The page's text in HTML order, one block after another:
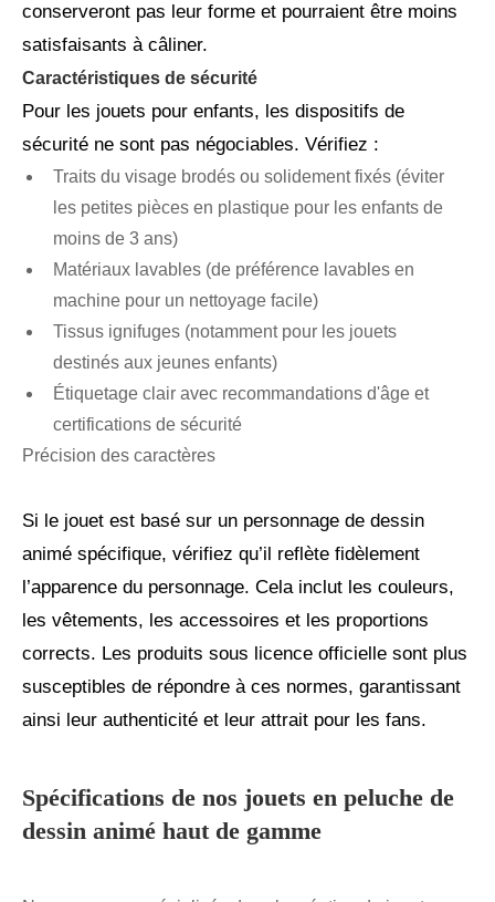
conserveront pas leur forme et pourraient être moins
satisfaisants à câliner.
Caractéristiques de sécurité
Pour les jouets pour enfants, les dispositifs de
sécurité ne sont pas négociables. Vérifiez :
Traits du visage brodés ou solidement fixés (éviter
les petites pièces en plastique pour les enfants de
moins de 3 ans)
Matériaux lavables (de préférence lavables en
machine pour un nettoyage facile)
Tissus ignifuges (notamment pour les jouets
destinés aux jeunes enfants)
Étiquetage clair avec recommandations d'âge et
certifications de sécurité
Précision des caractères
Si le jouet est basé sur un personnage de dessin
animé spécifique, vérifiez qu’il reflète fidèlement
l’apparence du personnage. Cela inclut les couleurs,
les vêtements, les accessoires et les proportions
corrects. Les produits sous licence officielle sont plus
susceptibles de répondre à ces normes, garantissant
ainsi leur authenticité et leur attrait pour les fans.
Spécifications de nos jouets en peluche de
dessin animé haut de gamme